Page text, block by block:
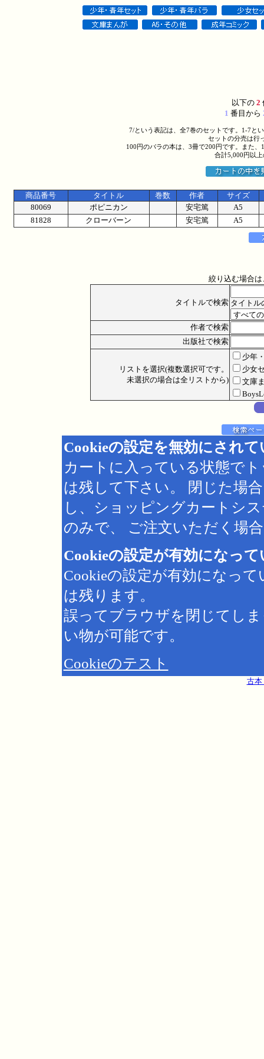
以下の2
1 番目から
7/という表記は、全7巻のセットです。1-7と
セットの分売は行
100円のバラの本は、3冊で200円です。また
合計5,000円以
商品番号 タイトル 巻数 作者
サイズ
80069
ポピニカン 安宅篤
A5
81828
クローバーン 安宅篤 A5
絞り込む場合
タイトルで検索 タイトル
作者で検索
出版社で検索
リストを選択(複数選択可です。
未選択の場合は全リストから)
少年
少女
文庫
Cookieの設定を無効にされ
カートに入っている状態で
は残して下さい。 閉じた場
し、ショッピングカートシ
のみで、 ご注文いただく場
Cookieの設定が有効になっ
Cookieの設定が有効になっ
は残ります。
誤ってブラウザを閉じてし
い物が可能です。
Cookieのテスト
古本